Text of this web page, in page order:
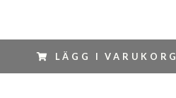
LÄGG I VARUKORG